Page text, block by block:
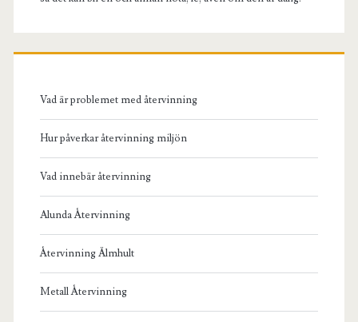
Vad är problemet med återvinning
Hur påverkar återvinning miljön
Vad innebär återvinning
Alunda Återvinning
Återvinning Älmhult
Metall Återvinning